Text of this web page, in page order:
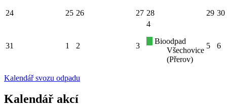
24 25 26 27 28 29 30
31 1 2 3
4
Bioodpad
Všechovice
(Přerov)
5 6
Kalendář svozu odpadu
Kalendář akcí